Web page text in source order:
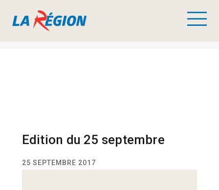
Edition du 25 septembre
25 SEPTEMBRE 2017